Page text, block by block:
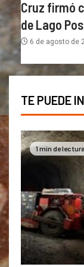
Cruz firmó
de Lago
6 de agosto de
TE PUEDE
1 min de lectura